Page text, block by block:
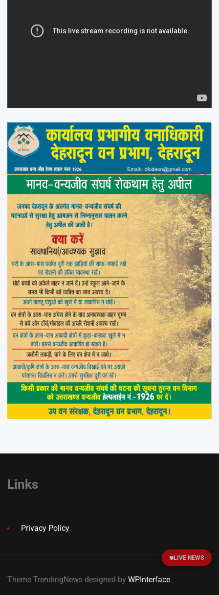
Links
Privacy Policy
Theme TrendingNews designed by WPInterface.
LIVE NEWS